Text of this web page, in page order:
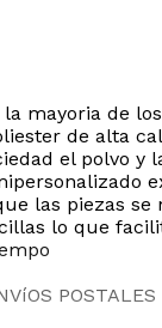
mayoria de
de alta
el polvo y
las piezas
lo que